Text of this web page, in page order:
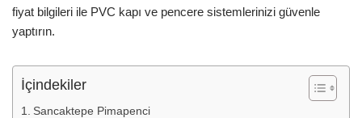
fiyat bilgileri ile PVC kapı ve pencere sistemlerinizi güvenle
yaptırın.
İçindekiler
Sancaktepe Pimapenci